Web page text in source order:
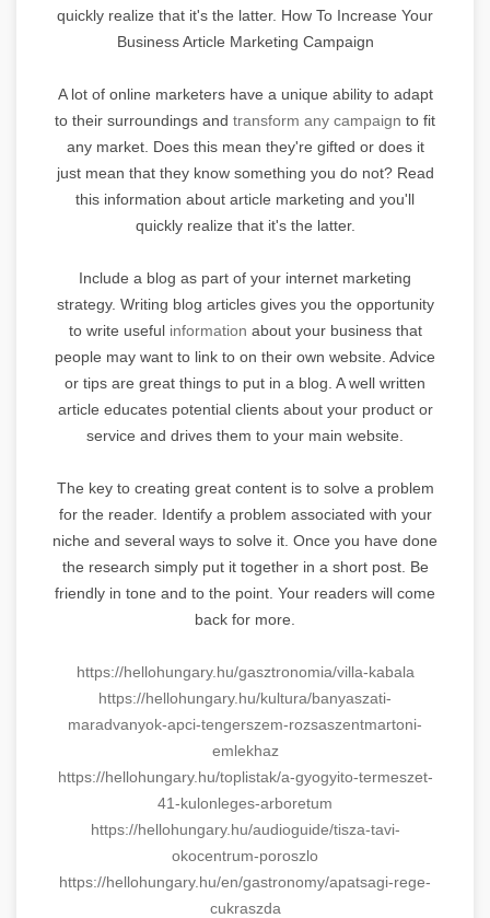
quickly realize that it's the latter. How To Increase Your
Business Article Marketing Campaign
A lot of online marketers have a unique ability to adapt
to their surroundings and transform any campaign to fit
any market. Does this mean they're gifted or does it
just mean that they know something you do not? Read
this information about article marketing and you'll
quickly realize that it's the latter.
Include a blog as part of your internet marketing
strategy. Writing blog articles gives you the opportunity
to write usefulinformation about your business that
people may want to link to on their own website. Advice
or tips are great things to put in a blog. A well written
article educates potential clients about your product or
service and drives them to your main website.
The key to creating great content is to solve a problem
for the reader. Identify a problem associated with your
niche and several ways to solve it. Once you have done
the research simply put it together in a short post. Be
friendly in tone and to the point. Your readers will come
back for more.
https://hellohungary.hu/gasztronomia/villa-kabala
https://hellohungary.hu/kultura/banyaszati-
maradvanyok-apci-tengerszem-rozsaszentmartoni-
emlekhaz
https://hellohungary.hu/toplistak/a-gyogyito-termeszet-
41-kulonleges-arboretum
https://hellohungary.hu/audioguide/tisza-tavi-
okocentrum-poroszlo
https://hellohungary.hu/en/gastronomy/apatsagi-rege-
cukraszda